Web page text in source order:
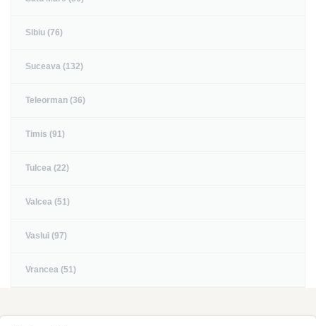
Sibiu (76)
Suceava (132)
Teleorman (36)
Timis (91)
Tulcea (22)
Valcea (51)
Vaslui (97)
Vrancea (51)